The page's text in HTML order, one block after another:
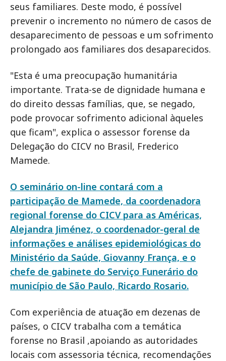
seus familiares. Deste modo, é possível
prevenir o incremento no número de casos de
desaparecimento de pessoas e um sofrimento
prolongado aos familiares dos desaparecidos.
"Esta é uma preocupação humanitária
importante. Trata-se de dignidade humana e
do direito dessas famílias, que, se negado,
pode provocar sofrimento adicional àqueles
que ficam", explica o assessor forense da
Delegação do CICV no Brasil, Frederico
Mamede.
O seminário on-line contará com a
participação de Mamede, da coordenadora
regional forense do CICV para as Américas,
Alejandra Jiménez, o coordenador-geral de
informações e análises epidemiológicas do
Ministério da Saúde, Giovanny França, e o
chefe de gabinete do Serviço Funerário do
município de São Paulo, Ricardo Rosario.
Com experiência de atuação em dezenas de
países, o CICV trabalha com a temática
forense no Brasil ,apoiando as autoridades
locais com assessoria técnica, recomendações